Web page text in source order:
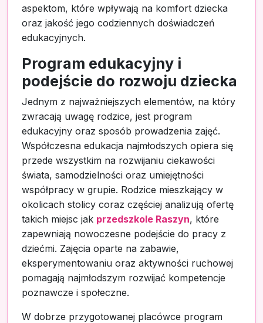
aspektom, które wpływają na komfort dziecka
oraz jakość jego codziennych doświadczeń
edukacyjnych.
Program edukacyjny i
podejście do rozwoju dziecka
Jednym z najważniejszych elementów, na który
zwracają uwagę rodzice, jest program
edukacyjny oraz sposób prowadzenia zajęć.
Współczesna edukacja najmłodszych opiera się
przede wszystkim na rozwijaniu ciekawości
świata, samodzielności oraz umiejętności
współpracy w grupie. Rodzice mieszkający w
okolicach stolicy coraz częściej analizują ofertę
takich miejsc jak przedszkole Raszyn, które
zapewniają nowoczesne podejście do pracy z
dziećmi. Zajęcia oparte na zabawie,
eksperymentowaniu oraz aktywności ruchowej
pomagają najmłodszym rozwijać kompetencje
poznawcze i społeczne.
W dobrze przygotowanej placówce program